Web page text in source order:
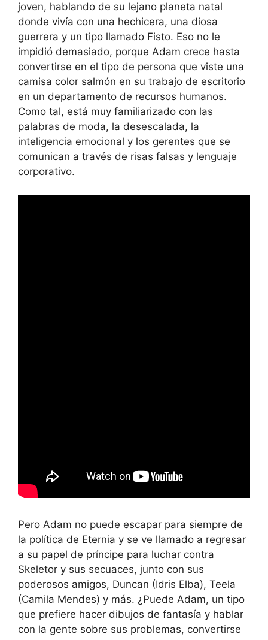
joven, hablando de su lejano planeta natal
donde vivía con una hechicera, una diosa
guerrera y un tipo llamado Fisto. Eso no le
impidió demasiado, porque Adam crece hasta
convertirse en el tipo de persona que viste una
camisa color salmón en su trabajo de escritorio
en un departamento de recursos humanos.
Como tal, está muy familiarizado con las
palabras de moda, la desescalada, la
inteligencia emocional y los gerentes que se
comunican a través de risas falsas y lenguaje
corporativo.
Pero Adam no puede escapar para siempre de
la política de Eternia y se ve llamado a regresar
a su papel de príncipe para luchar contra
Skeletor y sus secuaces, junto con sus
poderosos amigos, Duncan (Idris Elba), Teela
(Camila Mendes) y más. ¿Puede Adam, un tipo
que prefiere hacer dibujos de fantasía y hablar
con la gente sobre sus problemas, convertirse